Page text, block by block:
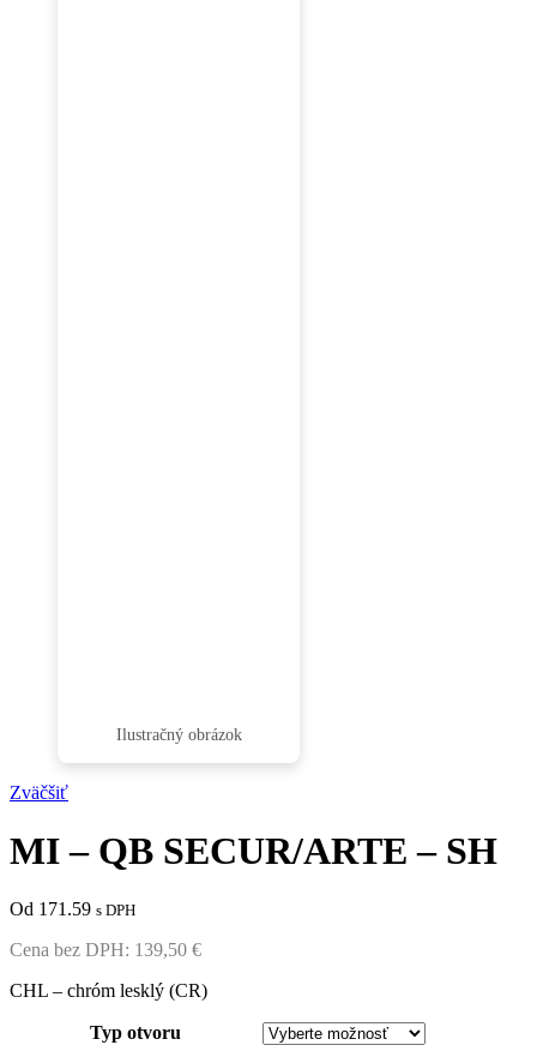
Zväčšiť
MI – QB SECUR/ARTE – SH
Od 171.59 s DPH
Cena bez DPH: 139,50 €
CHL – chróm lesklý (CR)
Typ otvoru